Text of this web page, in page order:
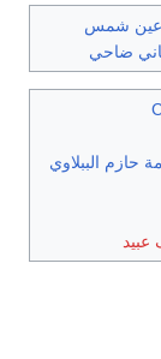
عين شمس
ضاحي
حازم الببلاوي